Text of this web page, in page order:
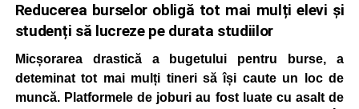
Reducerea burselor obligă tot mai mulți elevi și
studenți să lucreze pe durata studiilor
Micșorarea drastică a bugetului pentru burse, a
deteminat tot mai mulți tineri să își caute un loc de
muncă. Platformele de joburi au fost luate cu asalt de